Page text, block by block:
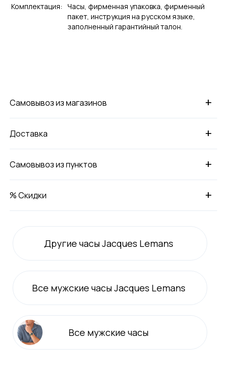
Комплектация: Часы, фирменная упаковка, фирменный
пакет, инструкция на русском языке,
заполненный гарантийный талон.
+
Самовывоз из магазинов
+
Доставка
+
Самовывоз из пунктов
+
% Скидки
Другие часы Jacques Lemans
Все мужские часы Jacques Lemans
Все мужские часы